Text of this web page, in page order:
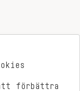
förbättra